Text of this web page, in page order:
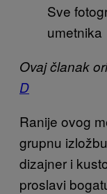
Sve
umetnika
Ovaj članak
D
Ranije ovog
grupnu izložbu
dizajner i
proslavi